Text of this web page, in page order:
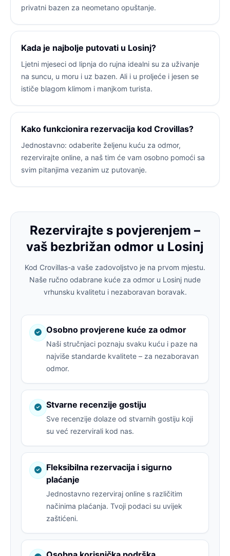
privatni bazen za neometano opuštanje.
Kada je najbolje putovati u Losinj?
Ljetni mjeseci od lipnja do rujna idealni su za uživanje
na suncu, u moru i uz bazen. Ali i u proljeće i jesen se
ističe blagom klimom i manjkom turista.
Kako funkcionira rezervacija kod Crovillas?
Jednostavno: odaberite željenu kuću za odmor,
rezervirajte online, a naš tim će vam osobno pomoći sa
svim pitanjima vezanim uz putovanje.
Rezervirajte s povjerenjem –
vaš bezbrižan odmor u Losinj
Kod Crovillas-a vaše zadovoljstvo je na prvom mjestu.
Naše ručno odabrane kuće za odmor u Losinj nude
vrhunsku kvalitetu i nezaboravan boravak.
Osobno provjerene kuće za odmor
Naši stručnjaci poznaju svaku kuću i paze na
najviše standarde kvalitete – za nezaboravan
odmor.
Stvarne recenzije gostiju
Sve recenzije dolaze od stvarnih gostiju koji
su već rezervirali kod nas.
Fleksibilna rezervacija i sigurno
plaćanje
Jednostavno rezerviraj online s različitim
načinima plaćanja. Tvoji podaci su uvijek
zaštićeni.